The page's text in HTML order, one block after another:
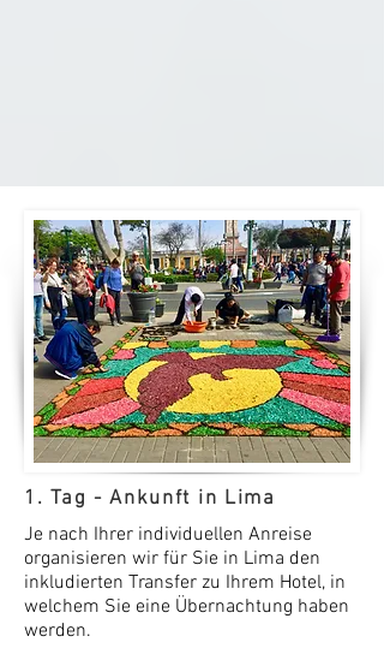
1. Tag - Ankunft in Lima
Je nach Ihrer individuellen Anreise
organisieren wir für Sie in Lima den
inkludierten Transfer zu Ihrem Hotel, in
welchem Sie eine Übernachtung haben
werden.